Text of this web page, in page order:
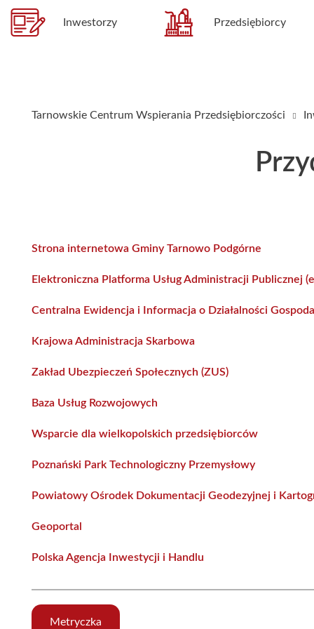
Inwestorzy Przedsiębiorcy
Tarnowskie Centrum Wspierania Przedsiębiorczości
Strona internetowa Gminy Tarnowo Podgórne
Elektroniczna Platforma Usług Administracji Publicznej
Centralna Ewidencja i Informacja o Działalności
Krajowa Administracja Skarbowa
Zakład Ubezpieczeń Społecznych (ZUS)
Baza Usług Rozwojowych
Wsparcie dla wielkopolskich przedsiębiorców
Poznański Park Technologiczny Przemysłowy
Powiatowy Ośrodek Dokumentacji Geodezyjnej i
Geoportal
Polska Agencja Inwestycji i Handlu
Metryczka